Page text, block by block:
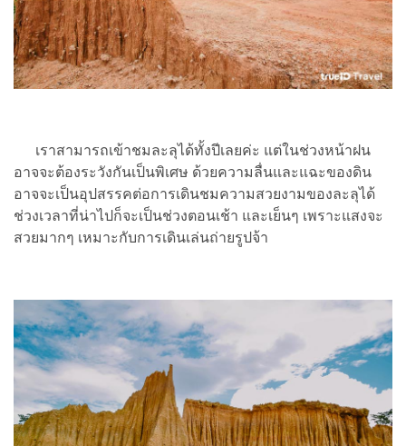
เราสามารถเข้าชมละลุได้ทั้งปีเลยค่ะ แต่ในช่วงหน้าฝน
อาจจะต้องระวังกันเป็นพิเศษ ด้วยความลื่นและแฉะของดิน
อาจจะเป็นอุปสรรคต่อการเดินชมความสวยงามของละลุได้
ช่วงเวลาที่น่าไปก็จะเป็นช่วงตอนเช้า และเย็นๆ เพราะแสงจะ
สวยมากๆ เหมาะกับการเดินเล่นถ่ายรูปจ้า